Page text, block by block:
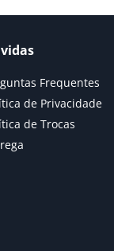
Frequentes
de Privacidade
de Trocas